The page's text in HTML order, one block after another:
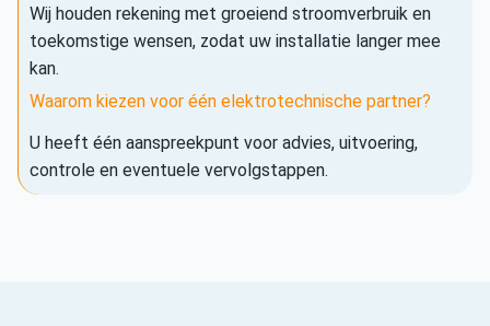
Wij houden rekening met groeiend stroomverbruik en
toekomstige wensen, zodat uw installatie langer mee
kan.
Waarom kiezen voor één elektrotechnische partner?
U heeft één aanspreekpunt voor advies, uitvoering,
controle en eventuele vervolgstappen.